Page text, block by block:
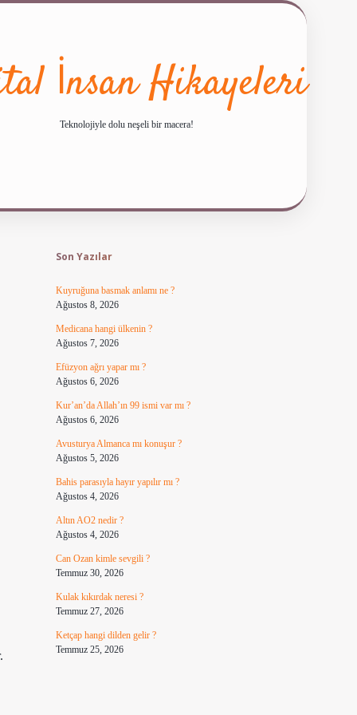
İnsan Hikayeleri
Teknolojiyle dolu neşeli bir macera!
Son Yazılar
Kuyruğuna basmak anlamı ne ?
Ağustos 8, 2026
Medicana hangi ülkenin ?
Ağustos 7, 2026
Efüzyon ağrı yapar mı ?
Ağustos 6, 2026
Kur’an’da Allah’ın 99 ismi var mı ?
Ağustos 6, 2026
Avusturya Almanca mı konuşur ?
Ağustos 5, 2026
Bahis parasıyla hayır yapılır mı ?
Ağustos 4, 2026
Altın AO2 nedir ?
Ağustos 4, 2026
Can Ozan kimle sevgili ?
Temmuz 30, 2026
Kulak kıkırdak neresi ?
Temmuz 27, 2026
Ketçap hangi dilden gelir ?
Temmuz 25, 2026